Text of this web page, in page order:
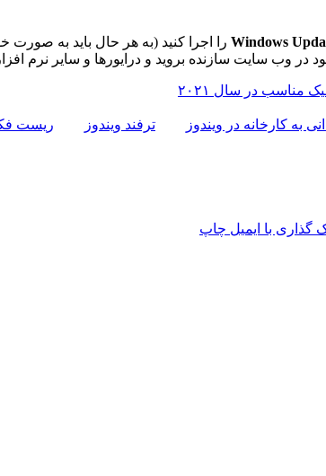
Windows را اجرا کنید (به هر حال باید به صورت
در وب سایت سازنده بروید و درایورها و سایر نرم
مناسب در سال ۲۰۲۱
به کارخانه در ویندوز ترفند ویندوز ریست
گذاری با ایمیل چاپ